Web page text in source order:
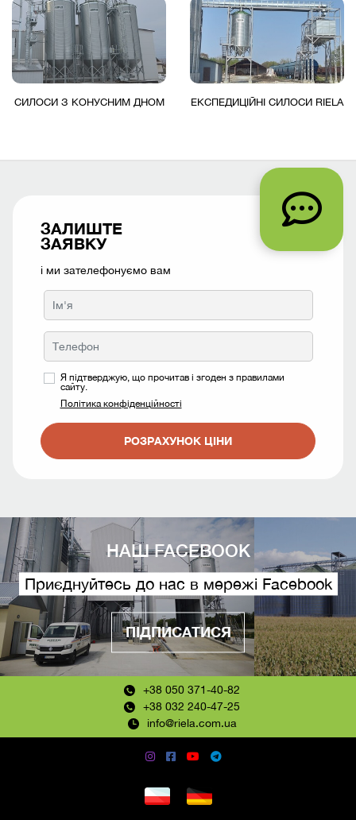
СИЛОСИ З КОНУСНИМ ДНОМ ЕКСПЕДИЦІЙНІ СИЛОСИ RIELA
ЗАЛИШТЕ
ЗАЯВКУ
і ми зателефонуємо вам
Я підтверджую, що прочитав і згоден з правилами
сайту.
Політика конфіденційності
РОЗРАХУНОК ЦІНИ
НАШ FACEBOOK
Приєднуйтесь до нас в мережі Facebook
ПІДПИСАТИСЯ
+38 050 371-40-82
+38 032 240-47-25
info@riela.com.ua